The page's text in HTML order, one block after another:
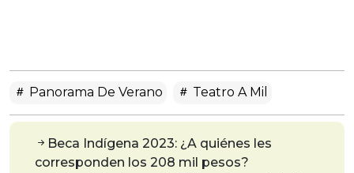
Panorama De Verano Teatro A Mil
Beca Indígena 2023: ¿A quiénes les
corresponden los 208 mil pesos?